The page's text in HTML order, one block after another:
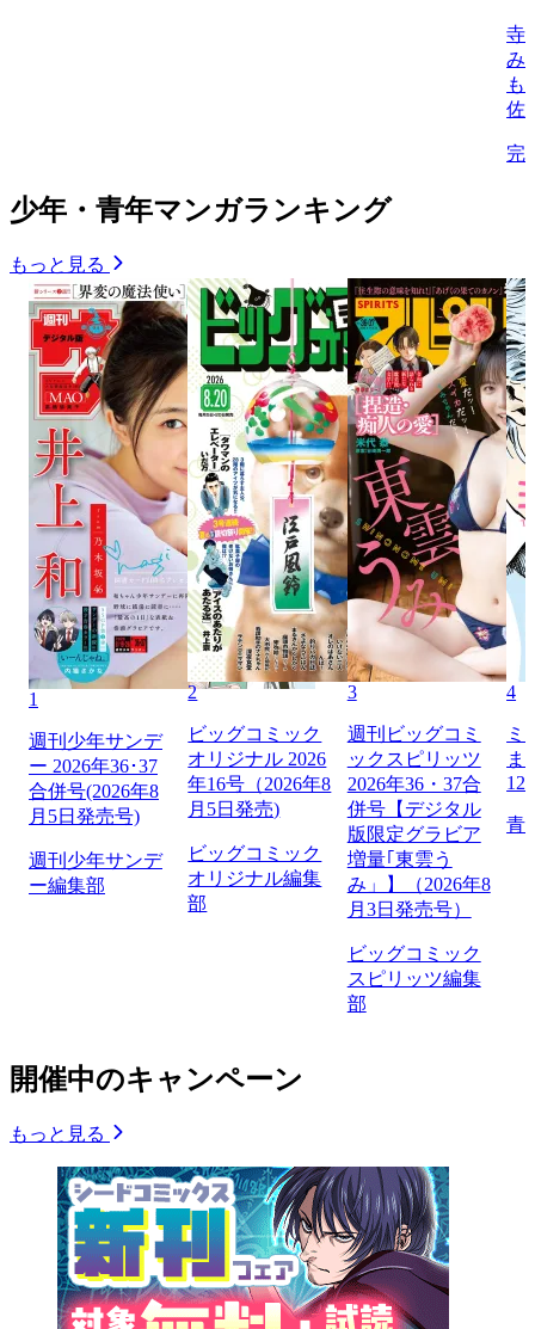
寺
み
も
佐
完
少年・青年マンガランキング
もっと見る
1
週刊少年サンデ
ー 2026年36･37
合併号(2026年8
月5日発売号)
週刊少年サンデ
ー編集部
2
ビッグコミック
オリジナル 2026
年16号（2026年8
月5日発売)
ビッグコミック
オリジナル編集
部
3
週刊ビッグコミ
ックスピリッツ
2026年36・37合
併号【デジタル
版限定グラビア
増量｢東雲う
み」】（2026年8
月3日発売号）
ビッグコミック
スピリッツ編集
部
4
ミ
ま
129
青
開催中のキャンペーン
もっと見る